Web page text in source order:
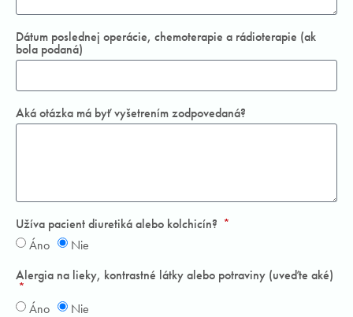
Dátum poslednej operácie, chemoterapie a rádioterapie (ak
bola podaná)
Aká otázka má byť vyšetrením zodpovedaná?
Užíva pacient diuretiká alebo kolchicín?
Áno
Nie
Alergia na lieky, kontrastné látky alebo potraviny (uveďte aké)
Áno Nie